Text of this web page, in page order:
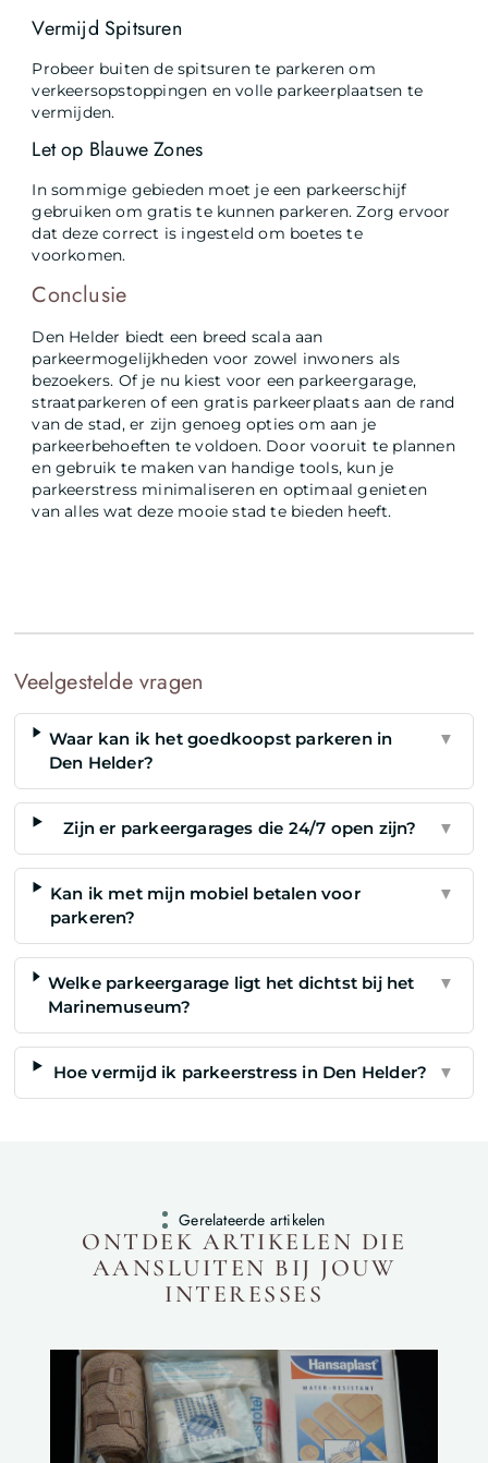
Vermijd Spitsuren
Probeer buiten de spitsuren te parkeren om
verkeersopstoppingen en volle parkeerplaatsen te
vermijden.
Let op Blauwe Zones
In sommige gebieden moet je een parkeerschijf
gebruiken om gratis te kunnen parkeren. Zorg ervoor
dat deze correct is ingesteld om boetes te
voorkomen.
Conclusie
Den Helder biedt een breed scala aan
parkeermogelijkheden voor zowel inwoners als
bezoekers. Of je nu kiest voor een parkeergarage,
straatparkeren of een gratis parkeerplaats aan de rand
van de stad, er zijn genoeg opties om aan je
parkeerbehoeften te voldoen. Door vooruit te plannen
en gebruik te maken van handige tools, kun je
parkeerstress minimaliseren en optimaal genieten
van alles wat deze mooie stad te bieden heeft.
Veelgestelde vragen
Waar kan ik het goedkoopst parkeren in
Den Helder?
▼
Zijn er parkeergarages die 24/7 open zijn? ▼
Kan ik met mijn mobiel betalen voor
parkeren?
▼
Welke parkeergarage ligt het dichtst bij het
Marinemuseum?
▼
Hoe vermijd ik parkeerstress in Den Helder? ▼
Gerelateerde artikelen
ONTDEK ARTIKELEN DIE
AANSLUITEN BIJ JOUW
INTERESSES